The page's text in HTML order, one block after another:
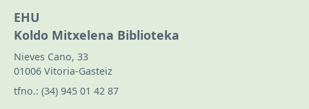
EHU
Koldo Mitxelena Biblioteka
Nieves Cano, 33
01006 Vitoria-Gasteiz
tfno.: (34) 945 01 42 87